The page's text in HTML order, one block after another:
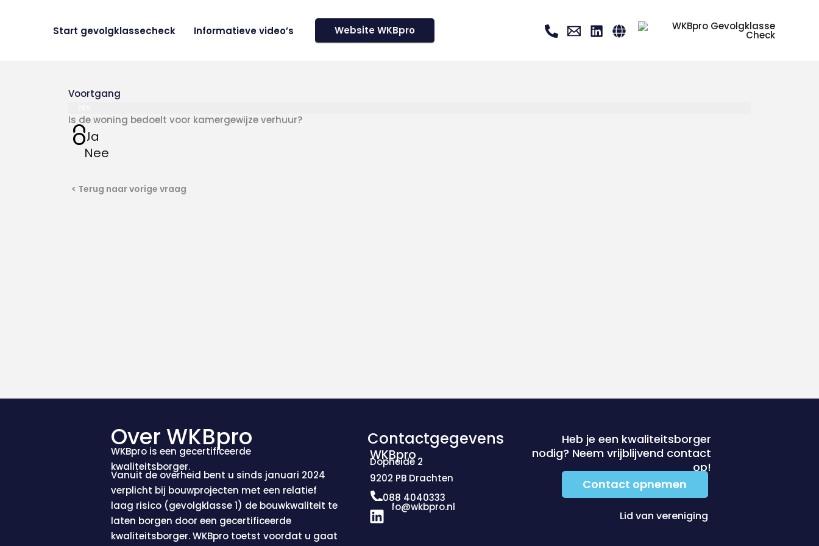
Start gevolgklassecheck Informatieve video’s Website WKBpro
Voortgang
Is de woning bedoelt voor kamergewijze verhuur?
OJa
O
Nee
< Terug naar vorige vraag
Over WKBpro
WKBpro is een gecertificeerde
kwaliteitsborger.
Vanuit de overheid bent u sinds januari 2024
verplicht bij bouwprojecten met een relatief
laag risico (gevolgklasse 1) de bouwkwaliteit te
laten borgen door een gecertificeerde
kwaliteitsborger. WKBpro toetst voordat u gaat
Contactgegevens
WKBpro
Dopheide 2
9202 PB Drachten
088 4040333
info@wkbpro.nl
L
i
Heb je een kwaliteitsborger
nodig? Neem vrijblijvend contact
op!
Contact opnemen
Lid van vereniging